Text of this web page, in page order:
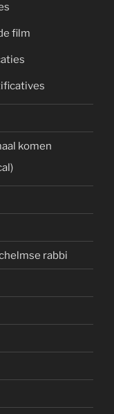
film
komen
rabbi